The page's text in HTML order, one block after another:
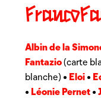
Albin de la
Fantazio(carte
blanche) • Eloi •
• Léonie Pernet •